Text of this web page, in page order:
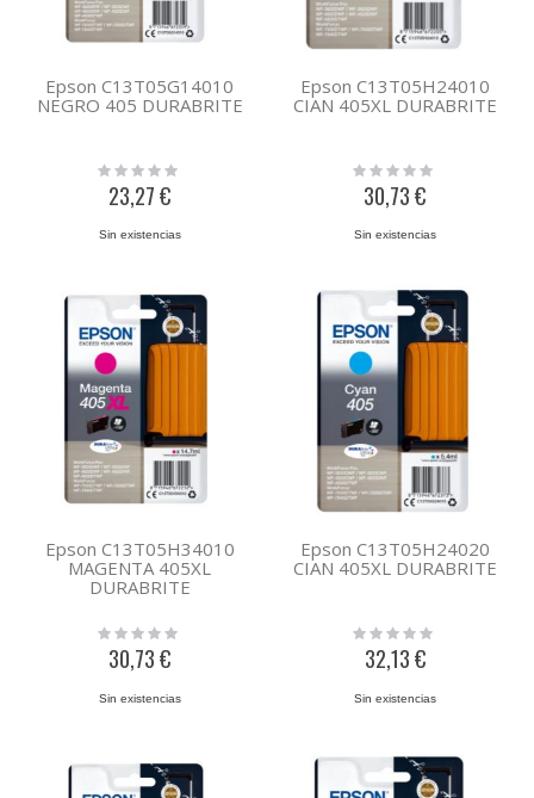
Epson C13T05G14010
NEGRO 405 DURABRITE
Rating:
23,27 €
Sin existencias
Epson C13T05H24010
CIAN 405XL DURABRITE
Rating:
30,73 €
Sin existencias
Epson C13T05H34010
MAGENTA 405XL
DURABRITE
Rating:
30,73 €
Sin existencias
Epson C13T05H24020
CIAN 405XL DURABRITE
Rating:
32,13 €
Sin existencias